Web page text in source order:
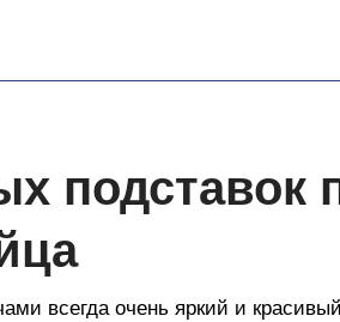
подставок
всегда очень яркий и